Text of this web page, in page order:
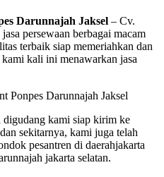
Darunnajah Jaksel – Cv.
persewaan berbagai macam
terbaik siap memeriahkan dan
kali ini menawarkan jasa
kami siap kirim ke
sekitarnya, kami juga telah
pesantren di daerahjakarta
jakarta selatan.